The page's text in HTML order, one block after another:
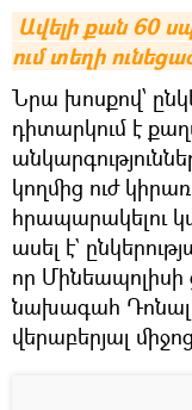
Ավելի քան 60
ում տեղի
Նրա խոսքով՝
դիտարկում է
կողմից ուժ
հրապարակելու
ասել է`
որ
նախագահ
վերաբերյալ